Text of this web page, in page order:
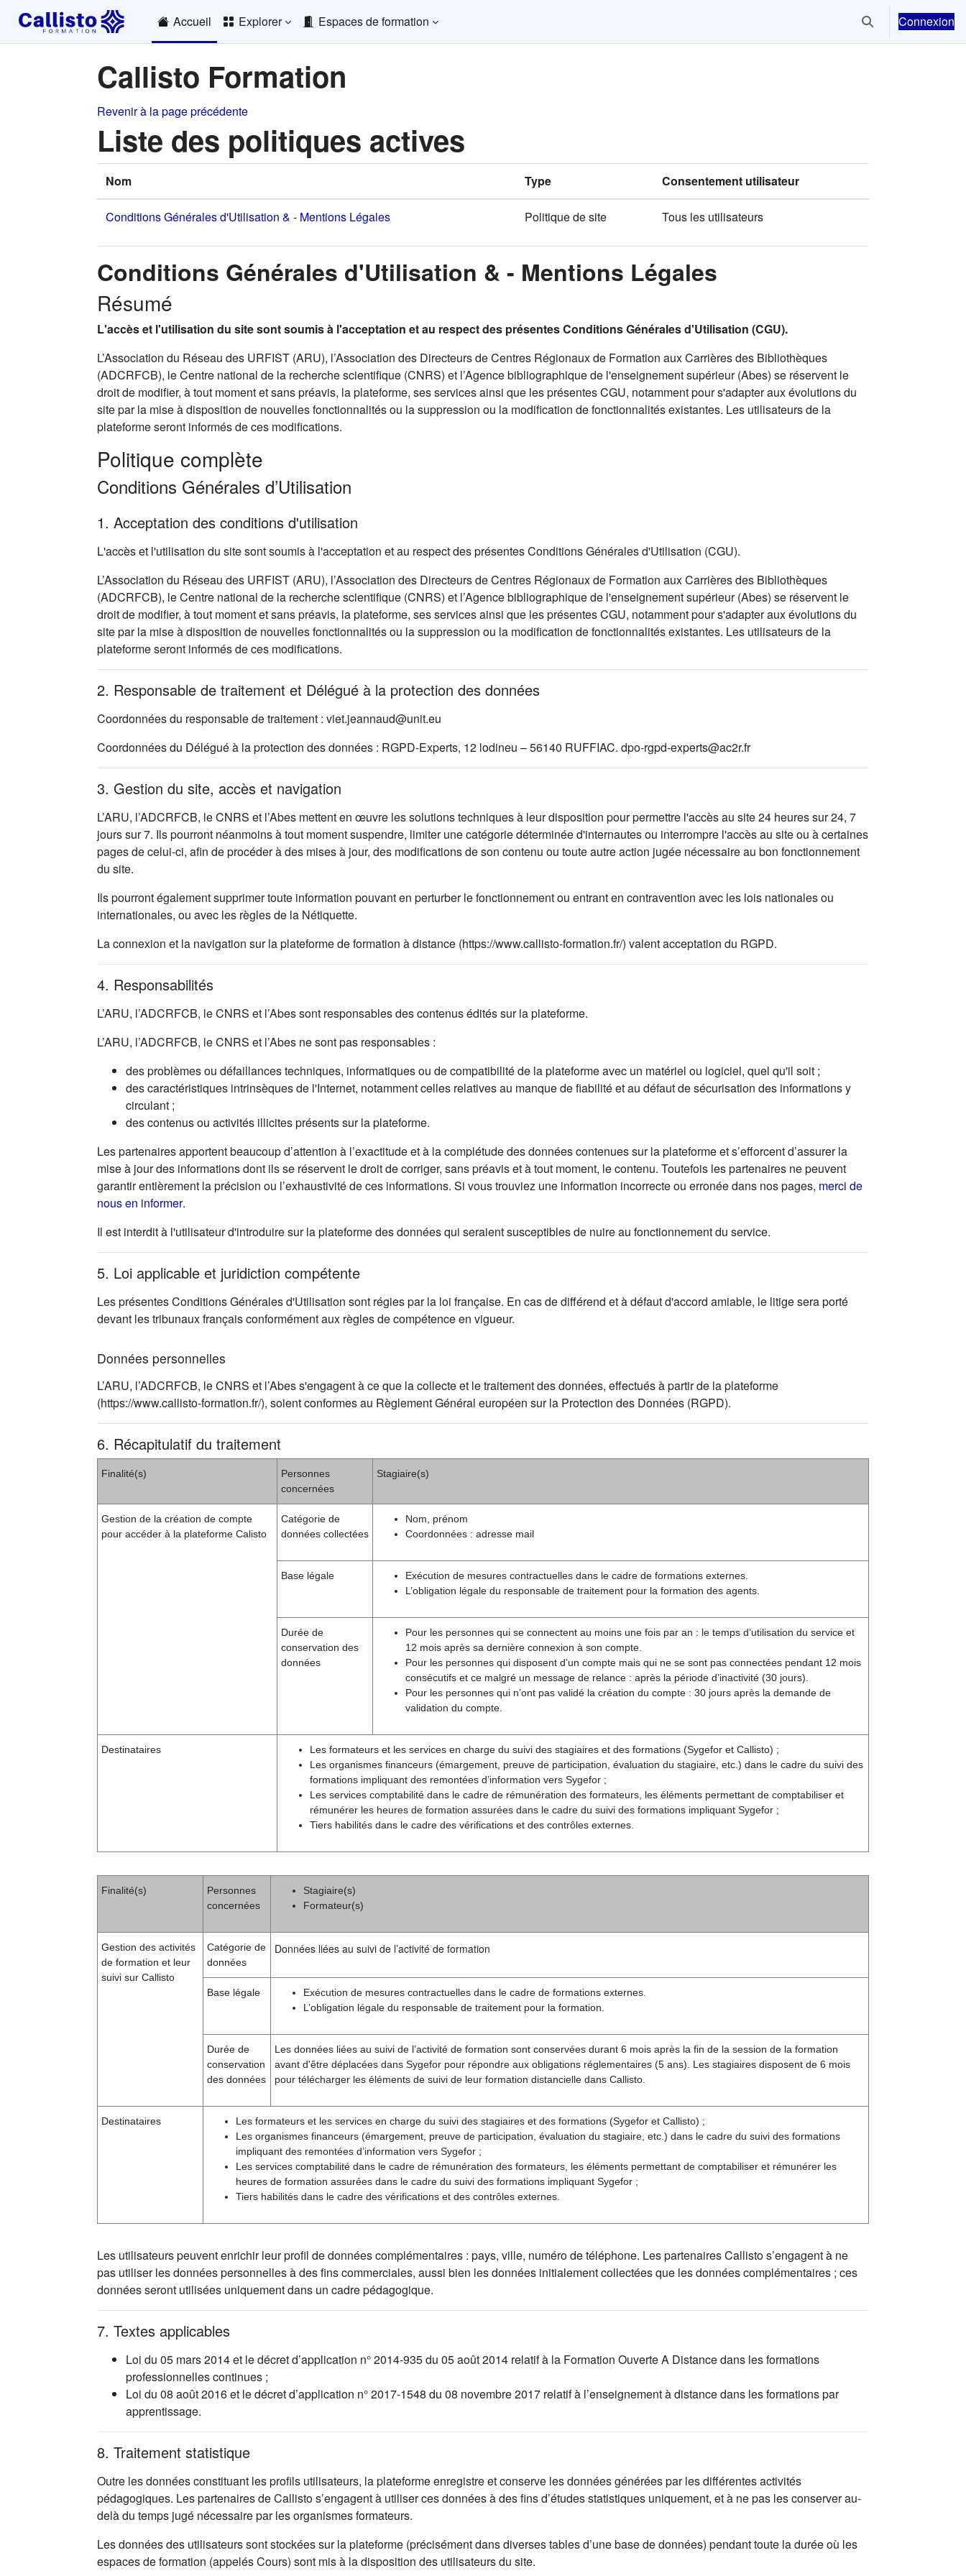
Passer au contenu principal
Accueil
Explorer Espaces de formation Activer/désactiver
Connexion
Callisto Formation
Revenir à la page précédente
Liste des politiques actives
Nom Type Consentement utilisateur
Conditions Générales d'Utilisation & - Mentions Légales Politique de site Tous les utilisateurs
Conditions Générales d'Utilisation & - Mentions Légales
Résumé
L'accès et l'utilisation du site sont soumis à l'acceptation et au respect des présentes Conditions Générales d'Utilisation (CGU).
L’Association du Réseau des URFIST (ARU), l’Association des Directeurs de Centres Régionaux de Formation aux Carrières des Bibliothèques
(ADCRFCB), le Centre national de la recherche scientifique (CNRS) et l’Agence bibliographique de l'enseignement supérieur (Abes) se réservent le
droit de modifier, à tout moment et sans préavis, la plateforme, ses services ainsi que les présentes CGU, notamment pour s'adapter aux évolutions du
site par la mise à disposition de nouvelles fonctionnalités ou la suppression ou la modification de fonctionnalités existantes. Les utilisateurs de la
plateforme seront informés de ces modifications.
Politique complète
Conditions Générales d’Utilisation
1. Acceptation des conditions d'utilisation
L'accès et l'utilisation du site sont soumis à l'acceptation et au respect des présentes Conditions Générales d'Utilisation (CGU).
L’Association du Réseau des URFIST (ARU), l’Association des Directeurs de Centres Régionaux de Formation aux Carrières des Bibliothèques
(ADCRFCB), le Centre national de la recherche scientifique (CNRS) et l’Agence bibliographique de l'enseignement supérieur (Abes) se réservent le
droit de modifier, à tout moment et sans préavis, la plateforme, ses services ainsi que les présentes CGU, notamment pour s'adapter aux évolutions du
site par la mise à disposition de nouvelles fonctionnalités ou la suppression ou la modification de fonctionnalités existantes. Les utilisateurs de la
plateforme seront informés de ces modifications.
2. Responsable de traitement et Délégué à la protection des données
Coordonnées du responsable de traitement : viet.jeannaud@unit.eu
Coordonnées du Délégué à la protection des données : RGPD-Experts, 12 lodineu – 56140 RUFFIAC. dpo-rgpd-experts@ac2r.fr
3. Gestion du site, accès et navigation
L’ARU, l’ADCRFCB, le CNRS et l’Abes mettent en œuvre les solutions techniques à leur disposition pour permettre l'accès au site 24 heures sur 24, 7
jours sur 7. Ils pourront néanmoins à tout moment suspendre, limiter une catégorie déterminée d'internautes ou interrompre l'accès au site ou à certaines
pages de celui-ci, afin de procéder à des mises à jour, des modifications de son contenu ou toute autre action jugée nécessaire au bon fonctionnement
du site.
Ils pourront également supprimer toute information pouvant en perturber le fonctionnement ou entrant en contravention avec les lois nationales ou
internationales, ou avec les règles de la Nétiquette.
La connexion et la navigation sur la plateforme de formation à distance (https://www.callisto-formation.fr/) valent acceptation du RGPD.
4. Responsabilités
L’ARU, l’ADCRFCB, le CNRS et l’Abes sont responsables des contenus édités sur la plateforme.
L’ARU, l’ADCRFCB, le CNRS et l’Abes ne sont pas responsables :
des problèmes ou défaillances techniques, informatiques ou de compatibilité de la plateforme avec un matériel ou logiciel, quel qu'il soit ;
des caractéristiques intrinsèques de l'Internet, notamment celles relatives au manque de fiabilité et au défaut de sécurisation des informations y
circulant ;
des contenus ou activités illicites présents sur la plateforme.
Les partenaires apportent beaucoup d’attention à l’exactitude et à la complétude des données contenues sur la plateforme et s’efforcent d’assurer la
mise à jour des informations dont ils se réservent le droit de corriger, sans préavis et à tout moment, le contenu. Toutefois les partenaires ne peuvent
garantir entièrement la précision ou l’exhaustivité de ces informations. Si vous trouviez une information incorrecte ou erronée dans nos pages, merci de
nous en informer(s'ouvre dans un nouvel onglet)
.
Il est interdit à l'utilisateur d'introduire sur la plateforme des données qui seraient susceptibles de nuire au fonctionnement du service.
5. Loi applicable et juridiction compétente
Les présentes Conditions Générales d'Utilisation sont régies par la loi française. En cas de différend et à défaut d'accord amiable, le litige sera porté
devant les tribunaux français conformément aux règles de compétence en vigueur.
Données personnelles
L’ARU, l’ADCRFCB, le CNRS et l’Abes s'engagent à ce que la collecte et le traitement des données, effectués à partir de la plateforme
(https://www.callisto-formation.fr/), soient conformes au Règlement Général européen sur la Protection des Données (RGPD).
6. Récapitulatif du traitement
Finalité(s)
Personnes
concernées
Stagiaire(s)
Gestion de la création de compte
pour accéder à la plateforme Calisto
Catégorie de
données collectées
Nom, prénom
Coordonnées : adresse mail
Base légale
Exécution de mesures contractuelles dans le cadre de formations externes.
L’obligation légale du responsable de traitement pour la formation des agents.
Durée de
conservation des
données
Pour les personnes qui se connectent au moins une fois par an : le temps d’utilisation du service et
12 mois après sa dernière connexion à son compte.
Pour les personnes qui disposent d’un compte mais qui ne se sont pas connectées pendant 12 mois
consécutifs et ce malgré un message de relance : après la période d’inactivité (30 jours).
Pour les personnes qui n’ont pas validé la création du compte : 30 jours après la demande de
validation du compte.
Destinataires
Les formateurs et les services en charge du suivi des stagiaires et des formations (Sygefor et Callisto) ;
Les organismes financeurs (émargement, preuve de participation, évaluation du stagiaire, etc.) dans le cadre du suivi des
formations impliquant des remontées d’information vers Sygefor ;
Les services comptabilité dans le cadre de rémunération des formateurs, les éléments permettant de comptabiliser et
rémunérer les heures de formation assurées dans le cadre du suivi des formations impliquant Sygefor ;
Tiers habilités dans le cadre des vérifications et des contrôles externes.
Finalité(s)
Personnes
concernées
Stagiaire(s)
Formateur(s)
Gestion des activités
de formation et leur
suivi sur Callisto
Catégorie de
données
Données liées au suivi de l’activité de formation
Base légale
Exécution de mesures contractuelles dans le cadre de formations externes.
L’obligation légale du responsable de traitement pour la formation.
Durée de
conservation
des données
Les données liées au suivi de l’activité de formation sont conservées durant 6 mois après la fin de la session de la formation
avant d'être déplacées dans Sygefor pour répondre aux obligations réglementaires (5 ans). Les stagiaires disposent de 6 mois
pour télécharger les éléments de suivi de leur formation distancielle dans Callisto.
Destinataires
Les formateurs et les services en charge du suivi des stagiaires et des formations (Sygefor et Callisto) ;
Les organismes financeurs (émargement, preuve de participation, évaluation du stagiaire, etc.) dans le cadre du suivi des formations
impliquant des remontées d’information vers Sygefor ;
Les services comptabilité dans le cadre de rémunération des formateurs, les éléments permettant de comptabiliser et rémunérer les
heures de formation assurées dans le cadre du suivi des formations impliquant Sygefor ;
Tiers habilités dans le cadre des vérifications et des contrôles externes.
Les utilisateurs peuvent enrichir leur profil de données complémentaires : pays, ville, numéro de téléphone. Les partenaires Callisto s’engagent à ne
pas utiliser les données personnelles à des fins commerciales, aussi bien les données initialement collectées que les données complémentaires ; ces
données seront utilisées uniquement dans un cadre pédagogique.
7. Textes applicables
Loi du 05 mars 2014 et le décret d’application n° 2014-935 du 05 août 2014 relatif à la Formation Ouverte A Distance dans les formations
professionnelles continues ;
Loi du 08 août 2016 et le décret d’application n° 2017-1548 du 08 novembre 2017 relatif à l’enseignement à distance dans les formations par
apprentissage.
8. Traitement statistique
Outre les données constituant les profils utilisateurs, la plateforme enregistre et conserve les données générées par les différentes activités
pédagogiques. Les partenaires de Callisto s’engagent à utiliser ces données à des fins d’études statistiques uniquement, et à ne pas les conserver au-
delà du temps jugé nécessaire par les organismes formateurs.
Les données des utilisateurs sont stockées sur la plateforme (précisément dans diverses tables d’une base de données) pendant toute la durée où les
espaces de formation (appelés Cours) sont mis à la disposition des utilisateurs du site.